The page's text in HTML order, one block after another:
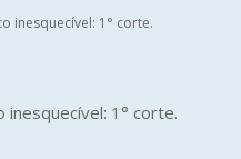
1° corte.